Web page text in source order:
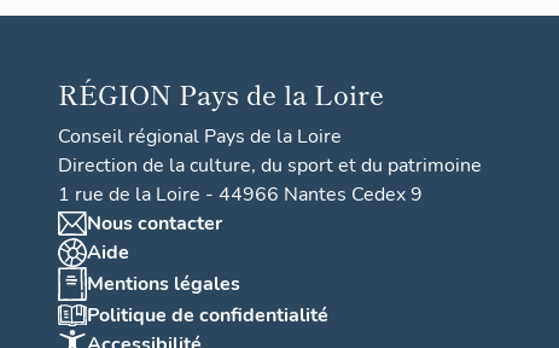
RÉGION Pays de la Loire
Conseil régional Pays de la Loire
Direction de la culture, du sport et du patrimoine
1 rue de la Loire - 44966 Nantes Cedex 9
Nous contacter
Aide
Mentions légales
Politique de confidentialité